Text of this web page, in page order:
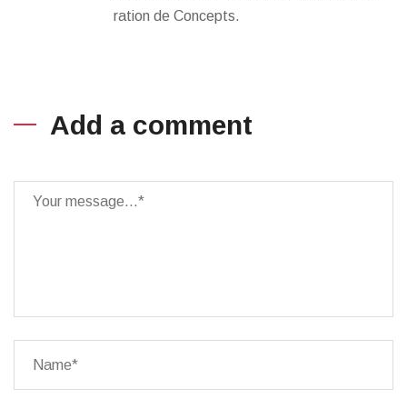
ration de Concepts.
Add a comment